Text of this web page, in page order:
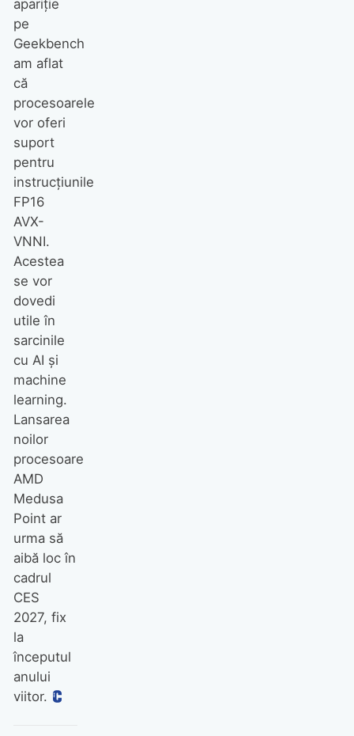
apariție
pe
Geekbench
am aflat
că
procesoarele
vor oferi
suport
pentru
instrucțiunile
FP16
AVX-
VNNI.
Acestea
se vor
dovedi
utile în
sarcinile
cu AI și
machine
learning.
Lansarea
noilor
procesoare
AMD
Medusa
Point ar
urma să
aibă loc în
cadrul
CES
2027, fix
la
începutul
anului
viitor.